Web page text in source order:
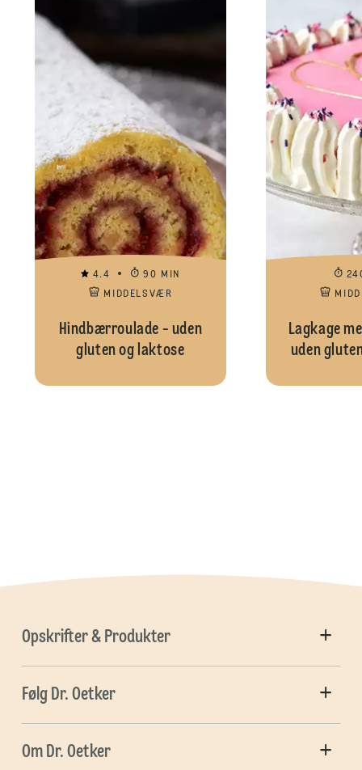
4.4
90 MIN
MIDDELSVÆR
Hindbærroulade - uden
gluten og laktose
Lagkage
uden
Opskrifter & Produkter
Følg Dr. Oetker
Om Dr. Oetker